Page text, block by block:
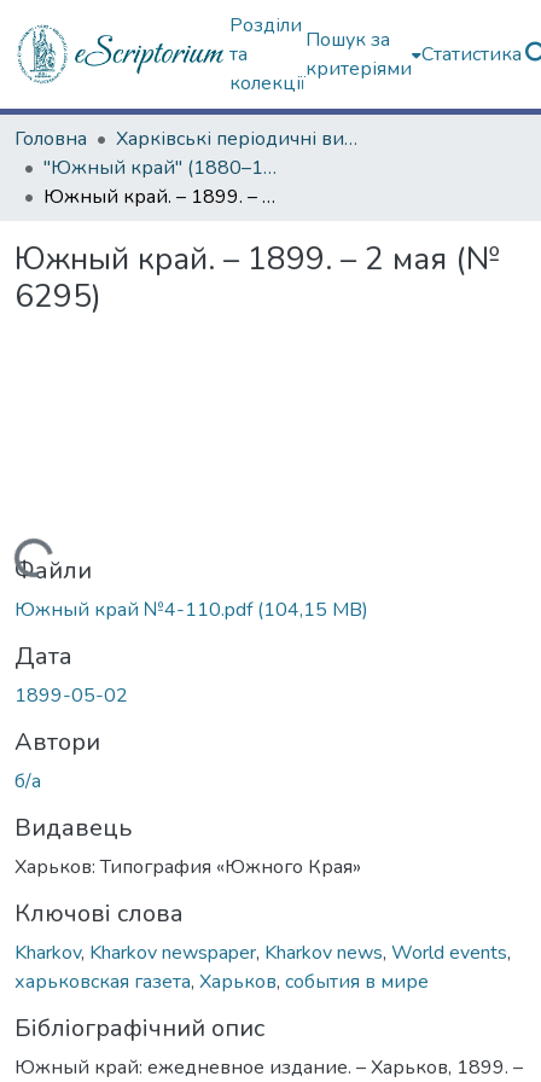
Розділи
та
колекції
Пошук за
критеріями
Статистика
Головна
Харківські періодичні видання
"Южный край" (1880–1919 гг.)
Южный край. – 1899. – 2 мая (№ 6295)
Южный край. – 1899. – 2 мая (№
6295)
Вантажиться...
Файли
Южный край №4-110.pdf(104,15 MB)
Дата
1899-05-02
Автори
б/а
Видавець
Харьков: Типография «Южного Края»
Ключові слова
Kharkov, Kharkov newspaper, Kharkov news, World events,
харьковская газета, Харьков, события в мире
Бібліографічний опис
Южный край: ежедневное издание. – Харьков, 1899. –